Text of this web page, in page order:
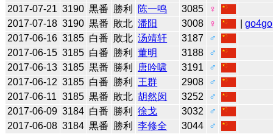
2017-07-21 3190 黒番 勝利 陈一鸣 3085
♀
2017-07-18 3190 黒番 敗北 潘阳 3008 ♀ |go4go
2017-06-16 3185 白番 敗北 汤靖轩 3187
♂
2017-06-15 3185 白番 勝利 董明 3188
♂
2017-06-13 3185 黒番 勝利 唐吟啸 3191
♂
2017-06-12 3185 白番 勝利 王群 2908
♂
2017-06-11 3185 黒番 敗北 胡然闵 3252
♂
2017-06-09 3184 白番 勝利 徐戈 3032
♂
2017-06-08 3184 黒番 勝利 李修全 3044
♂